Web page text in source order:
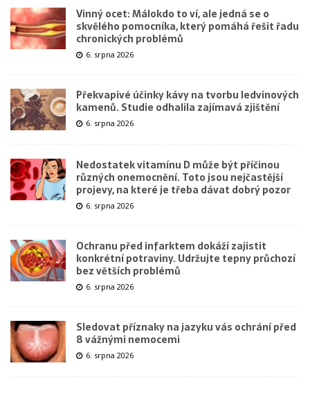
Vinný ocet: Málokdo to ví, ale jedná se o
skvělého pomocníka, který pomáhá řešit řadu
chronických problémů
6. srpna 2026
Překvapivé účinky kávy na tvorbu ledvinových
kamenů. Studie odhalila zajímavá zjištění
6. srpna 2026
Nedostatek vitamínu D může být příčinou
různých onemocnění. Toto jsou nejčastější
projevy, na které je třeba dávat dobrý pozor
6. srpna 2026
Ochranu před infarktem dokáží zajistit
konkrétní potraviny. Udržujte tepny průchozí
bez větších problémů
6. srpna 2026
Sledovat příznaky na jazyku vás ochrání před
8 vážnými nemocemi
6. srpna 2026